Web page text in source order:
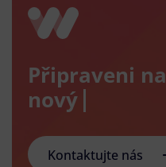
Připraveni na
nový e-sh
Kontaktujte nás